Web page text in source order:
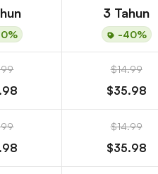
3 Tahun
-40%
$14.99
$35.98
$14.99
$35.98